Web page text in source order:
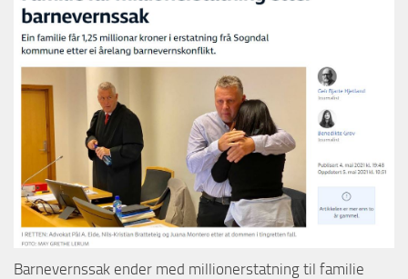
Barnevernssak ender med millionerstatning til familie